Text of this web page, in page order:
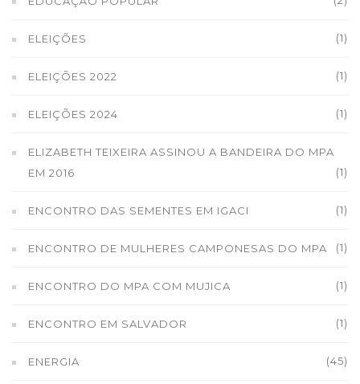
ELEIÇÕES (1)
ELEIÇÕES 2022 (1)
ELEIÇÕES 2024 (1)
ELIZABETH TEIXEIRA ASSINOU A BANDEIRA DO MPA
EM 2016
(1)
ENCONTRO DAS SEMENTES EM IGACI (1)
ENCONTRO DE MULHERES CAMPONESAS DO MPA (1)
ENCONTRO DO MPA COM MUJICA (1)
ENCONTRO EM SALVADOR (1)
ENERGIA (45)